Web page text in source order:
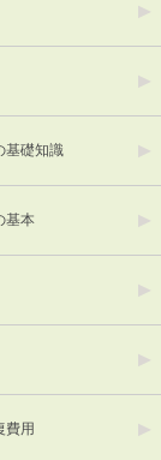
基礎知識
基本
費用